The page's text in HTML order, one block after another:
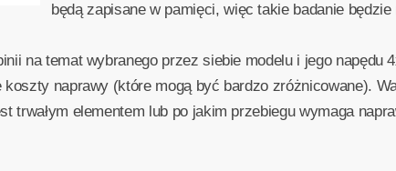
będą zapisane w pamięci, więc takie badanie będzie
na temat wybranego przez siebie modelu i jego
koszty naprawy (które mogą być bardzo zróżnicowane).
trwałym elementem lub po jakim przebiegu wymaga